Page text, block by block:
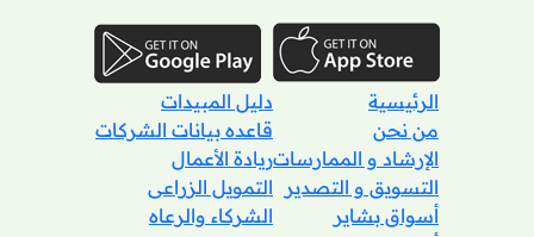
الرئيسية
من نحن
الإرشاد و الممارسات
التسويق و التصدير
أسواق بشاير
دليل المبيدات
قاعده بيانات الشركات
ريادة الأعمال
التمويل الزراعى
الشركاء والرعاه